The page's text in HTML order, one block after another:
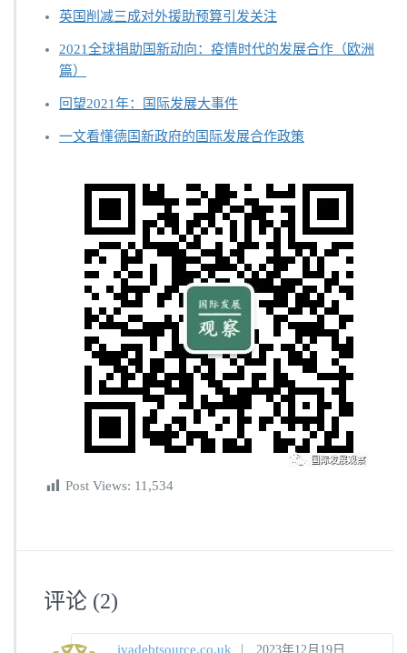
英国削减三成对外援助预算引发关注
2021全球捐助国新动向：疫情时代的发展合作（欧洲
篇）
回望2021年：国际发展大事件
一文看懂德国新政府的国际发展合作政策
Post Views: 11,534
评论 (2)
ivadebtsource.co.uk | 2023年12月19日